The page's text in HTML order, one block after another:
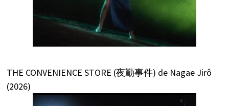
THE CONVENIENCE STORE (夜勤事件) de Nagae Jirô
(2026)